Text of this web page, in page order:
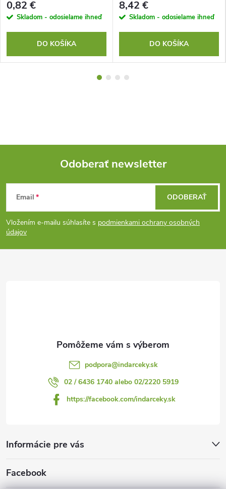
0,82 €
Skladom - odosielame ihneď
DO KOŠÍKA
8,42 €
Skladom - odosielame ihneď
DO KOŠÍKA
Z
á
p
Odoberať newsletter
Email
Vložením e-mailu súhlasíte s podmienkami ochrany osobných
údajov
ODOBERAŤ
podpora@indarceky.sk
02 / 6436 1740 alebo 02/2220 5919
https://facebook.com/indarceky.sk
Informácie pre vás
Facebook